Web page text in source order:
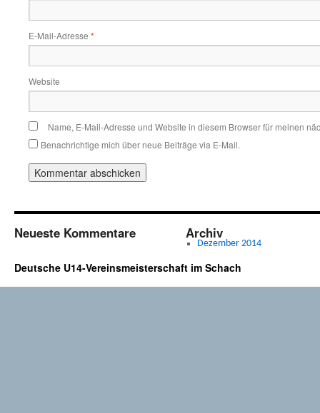
E-Mail-Adresse *
Website
Name, E-Mail-Adresse und Website in diesem Browser für meinen
Benachrichtige mich über neue Beiträge via E-Mail.
Neueste Kommentare Archiv
Dezember 2014
Deutsche U14-Vereinsmeisterschaft im Schach